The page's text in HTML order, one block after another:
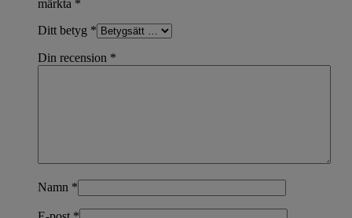
märkta *
Ditt betyg *
Din recension *
Namn *